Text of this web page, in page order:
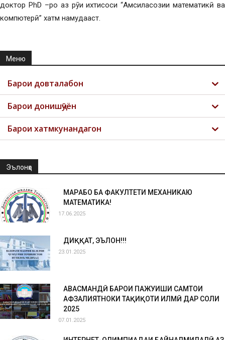
доктор PhD –ро аз рӯи ихтисоси “Амсиласозии математикӣ ва
компютерӣ” хатм намудааст.
Меню
Барои довталабон
Барои донишҷӯён
Барои хатмкунандагон
Эълонҳо
МАРҲАБО БА ФАКУЛТЕТИ МЕХАНИКАЮ
МАТЕМАТИКА!
17.06.2025
ДИҚҚАТ, ЭЪЛОН!!!
23.01.2025
ҲАВАСМАНДӢ БАРОИ ПАЖУҲИШИ САМТҲОИ
АФЗАЛИЯТНОКИ ТАҲҚИҚОТИ ИЛМӢ ДАР СОЛИ
2025
07.01.2025